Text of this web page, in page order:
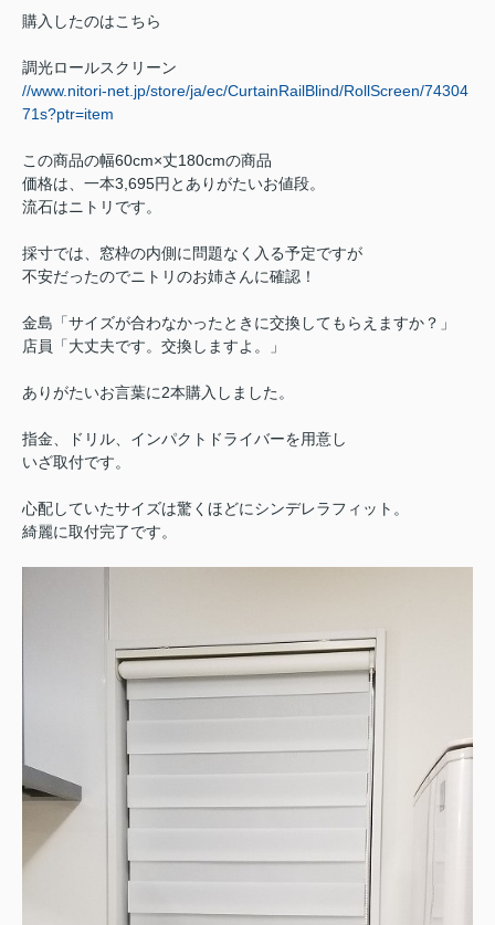
購入したのはこちら
調光ロールスクリーン
//www.nitori-net.jp/store/ja/ec/CurtainRailBlind/RollScreen/74304
71s?ptr=item
この商品の幅60cm×丈180cmの商品
価格は、一本3,695円とありがたいお値段。
流石はニトリです。
採寸では、窓枠の内側に問題なく入る予定ですが
不安だったのでニトリのお姉さんに確認！
金島「サイズが合わなかったときに交換してもらえますか？」
店員「大丈夫です。交換しますよ。」
ありがたいお言葉に2本購入しました。
指金、ドリル、インパクトドライバーを用意し
いざ取付です。
心配していたサイズは驚くほどにシンデレラフィット。
綺麗に取付完了です。